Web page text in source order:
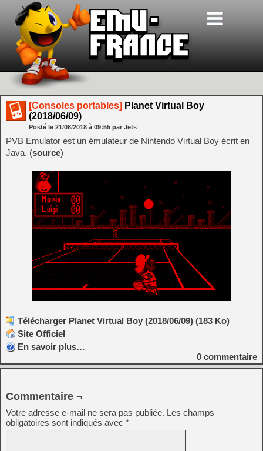
[Consoles portables] Planet Virtual Boy
(2018/06/09)
Posté le 21/08/2018 à 09:55 par Jets
PVB Emulator est un émulateur de Nintendo Virtual Boy écrit en
Java. (source)
Télécharger Planet Virtual Boy (2018/06/09) (183 Ko)
Site Officiel
En savoir plus…
0 commentaire
Commentaire ¬
Votre adresse e-mail ne sera pas publiée. Les champs
obligatoires sont indiqués avec *